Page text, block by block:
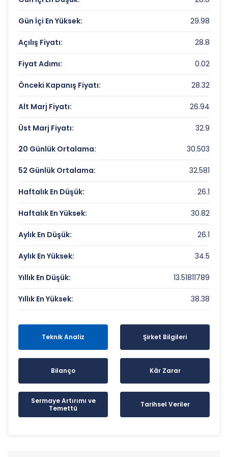
Piyasa Değeri/Defter Değeri (PD/DD):
1.48
AYES CELIK HASIR VE CIT Rekorlar ve
Önemli Seviyeler
Bugün Gördüğü En Yüksek Fiyat:
29.98 TL
Son 1 Yılın Zirvesi:
38.38 TL
Son 1 Yılın Dibi:
13.51811789 TL
Gün İçi En Yüksek: 29.98
Açılış Fiyatı: 28.8
Fiyat Adımı: 0.02
Önceki Kapanış Fiyatı: 28.32
Alt Marj Fiyatı: 26.94
Üst Marj Fiyatı: 32.9
20 Günlük Ortalama: 30.503
52 Günlük Ortalama: 32.581
Haftalık En Düşük: 26.1
Haftalık En Yüksek: 30.82
Aylık En Düşük: 26.1
Aylık En Yüksek: 34.5
Yıllık En Düşük: 13.51811789
Yıllık En Yüksek: 38.38
Teknik Analiz Şirket Bilgileri
Bilanço Kâr Zarar
Sermaye Artırımı ve
Temettü
Tarihsel Veriler